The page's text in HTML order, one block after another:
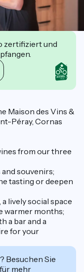
zertifiziert und
Maison des Vins &
Péray, Cornas
from our three
souvenirs;
tasting or deepen
a lively social space
warmer months;
a bar and a
for your
Besuchen Sie
mehr